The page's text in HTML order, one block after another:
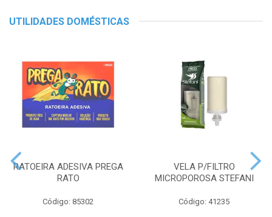
UTILIDADES DOMÉSTICAS
RATOEIRA ADESIVA PREGA
RATO
Código: 85302
VELA P/FILTRO
MICROPOROSA STEFANI
Código: 41235